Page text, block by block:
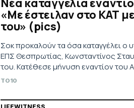
«Με έστειλαν στο ΚΑΤ
του» (pics)
Σοκ προκαλούν τα όσα καταγγέλει
ΕΠΣ Θεσπρωτίας, Κωνσταντίνος
του. Κατέθεσε μήνυση εναντίον του
την παραδοχή ενός εκ των δραστών
TO10